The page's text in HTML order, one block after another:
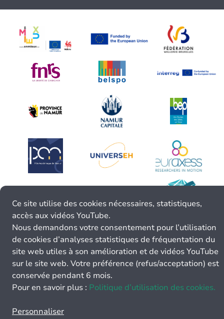
Ce site utilise des cookies nécessaires, statistiques,
accès aux vidéos YouTube.
Nous demandons votre consentement pour l’utilisation
de cookies d’analyses statistiques de fréquentation du
site web utiles à son amélioration et de vidéos YouTube
sur le site web. Votre préférence (refus/acceptation) est
conservée pendant 6 mois.
Pour en savoir plus : Politique d’utilisation des cookies.
Personnaliser